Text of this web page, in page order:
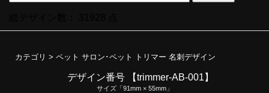
カテゴリ > ペット サロン･ペット トリマー 名刺デザイン
デザイン番号 【trimmer-AB-001】
サイズ「91mm × 55mm」